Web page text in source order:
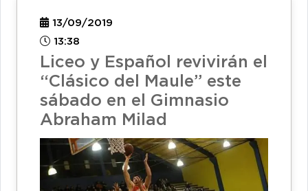
13/09/2019
13:38
Liceo y Español revivirán el
“Clásico del Maule” este
sábado en el Gimnasio
Abraham Milad